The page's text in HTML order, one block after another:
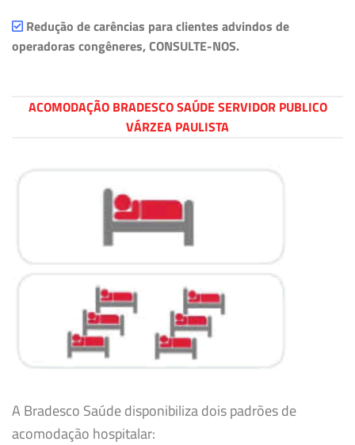
Redução de carências para clientes advindos de
operadoras congêneres, CONSULTE-NOS.
ACOMODAÇÃO BRADESCO SAÚDE SERVIDOR PUBLICO
VÁRZEA PAULISTA
A Bradesco Saúde disponibiliza dois padrões de
acomodação hospitalar: